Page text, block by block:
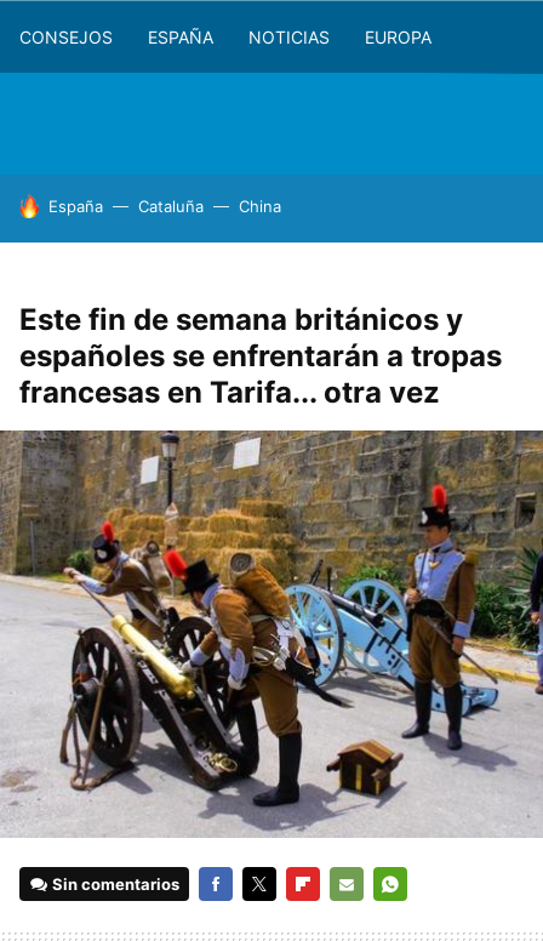
CONSEJOS ESPAÑA NOTICIAS EUROPA
HOY SE HABLA DE
España Cataluña China
Este fin de semana británicos y
españoles se enfrentarán a tropas
francesas en Tarifa... otra vez
Sin comentarios